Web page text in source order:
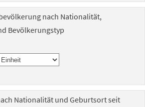
nach Nationalität,
Bevölkerungstyp
Nationalität und Geburtsort seit